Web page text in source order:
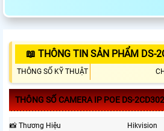
📖 THÔNG TIN SẢN PHẨM DS-
THÔNG SỐ KỸ THUẬT
THÔNG SỐ CAMERA IP POE DS-
📸 Thương Hiệu
Hikvision